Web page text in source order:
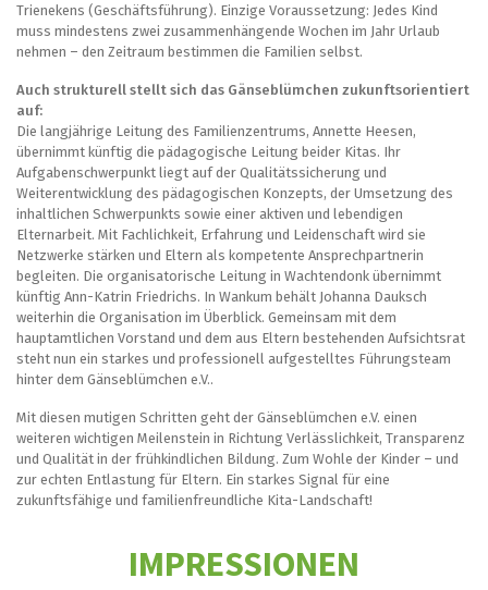
Trienekens (Geschäftsführung). Einzige Voraussetzung: Jedes Kind
muss mindestens zwei zusammenhängende Wochen im Jahr Urlaub
nehmen – den Zeitraum bestimmen die Familien selbst.
Auch strukturell stellt sich das Gänseblümchen zukunftsorientiert
auf:
Die langjährige Leitung des Familienzentrums, Annette Heesen,
übernimmt künftig die pädagogische Leitung beider Kitas. Ihr
Aufgabenschwerpunkt liegt auf der Qualitätssicherung und
Weiterentwicklung des pädagogischen Konzepts, der Umsetzung des
inhaltlichen Schwerpunkts sowie einer aktiven und lebendigen
Elternarbeit. Mit Fachlichkeit, Erfahrung und Leidenschaft wird sie
Netzwerke stärken und Eltern als kompetente Ansprechpartnerin
begleiten. Die organisatorische Leitung in Wachtendonk übernimmt
künftig Ann-Katrin Friedrichs. In Wankum behält Johanna Dauksch
weiterhin die Organisation im Überblick. Gemeinsam mit dem
hauptamtlichen Vorstand und dem aus Eltern bestehenden Aufsichtsrat
steht nun ein starkes und professionell aufgestelltes Führungsteam
hinter dem Gänseblümchen e.V..
Mit diesen mutigen Schritten geht der Gänseblümchen e.V. einen
weiteren wichtigen Meilenstein in Richtung Verlässlichkeit, Transparenz
und Qualität in der frühkindlichen Bildung. Zum Wohle der Kinder – und
zur echten Entlastung für Eltern. Ein starkes Signal für eine
zukunftsfähige und familienfreundliche Kita-Landschaft!
IMPRESSIONEN